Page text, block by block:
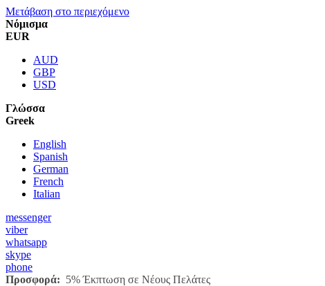
Μετάβαση στο περιεχόμενο
Νόμισμα
EUR
AUD
GBP
USD
Γλώσσα
Greek
English
Spanish
German
French
Italian
messenger
viber
whatsapp
skype
phone
Προσφορά: 5% Έκπτωση σε Νέους Πελάτες